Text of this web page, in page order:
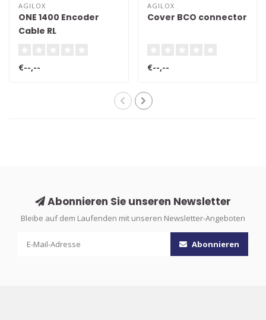
AGILOX
ONE 1400 Encoder
Cable RL
€--,--
AGILOX
Cover BCO connector
€--,--
Abonnieren Sie unseren Newsletter
Bleibe auf dem Laufenden mit unseren Newsletter-Angeboten
Abonnieren